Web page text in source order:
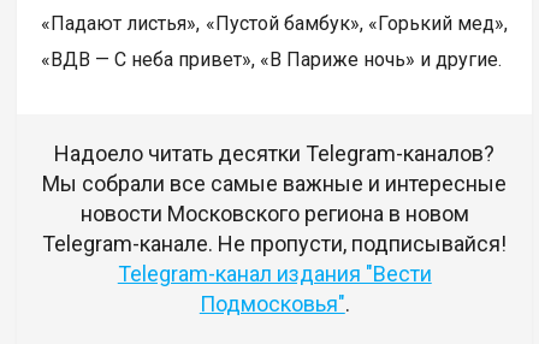
«Падают листья», «Пустой бамбук», «Горький мед»,
«ВДВ — С неба привет», «В Париже ночь» и другие.
Надоело читать десятки Telegram-каналов?
Мы собрали все самые важные и интересные
новости Московского региона в новом
Telegram-канале. Не пропусти, подписывайся!
Telegram-канал издания "Вести
Подмосковья".